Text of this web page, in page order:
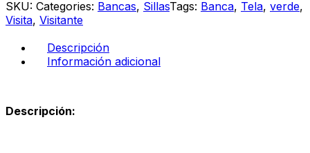
cantidad
SKU: Categories: Bancas, SillasTags: Banca, Tela, verde,
Visita, Visitante
Descripción
Información adicional
Descripción: